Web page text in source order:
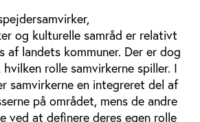
og kulturelle samråd er relativt
landets kommuner. Der er dog
rolle samvirkerne spiller. I
samvirkerne en integreret del af
på området, mens de andre
ved at definere deres egen rolle